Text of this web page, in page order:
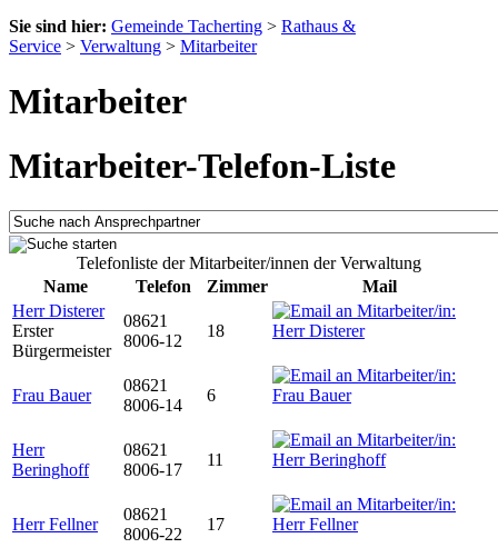
Sie sind hier: Gemeinde Tacherting > Rathaus &
Service > Verwaltung > Mitarbeiter
Mitarbeiter
Mitarbeiter-Telefon-Liste
Telefonliste der Mitarbeiter/innen der Verwaltung
Name
Telefon Zimmer
Mail
Herr Disterer
Erster
Bürgermeister
08621
8006-12
18
Frau Bauer
08621
8006-14
6
Herr
Beringhoff
08621
8006-17
11
Herr Fellner
08621
8006-22
17